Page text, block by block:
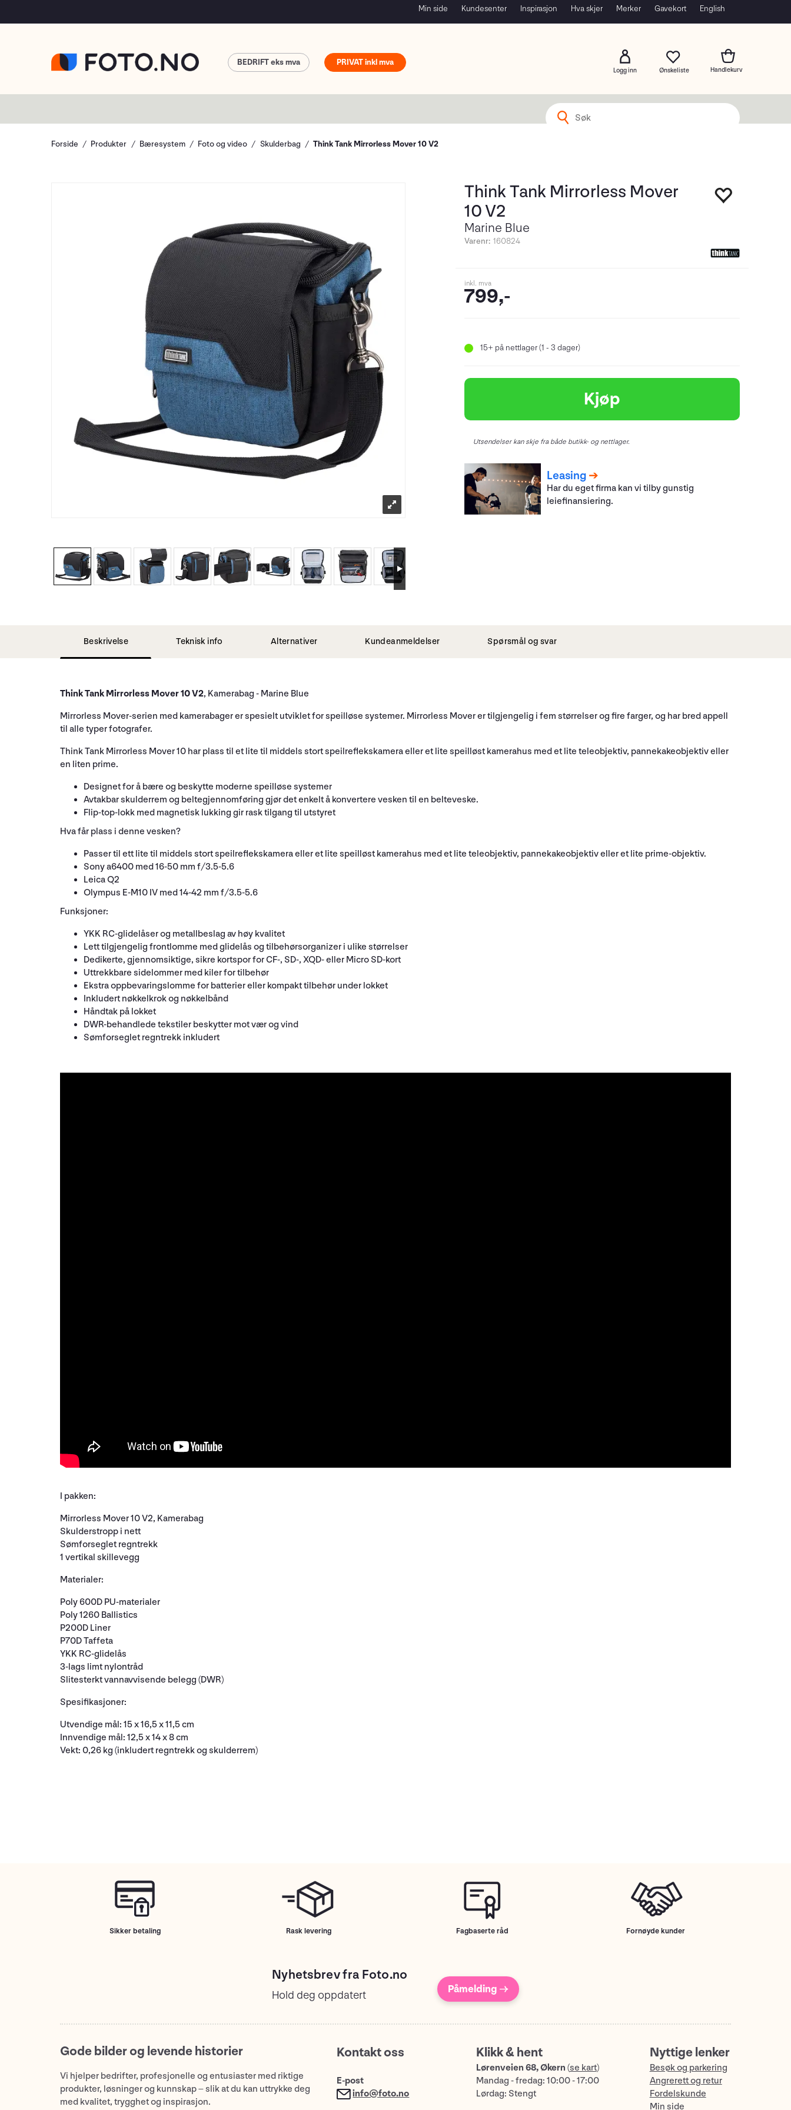
Min side Kundesenter Inspirasjon Hva skjer Merker Gavekort English
Logg inn
PRIVAT
BEDRIFT
Forside Produkter Bæresystem Foto og video Skulderbag Think Tank Mirrorless Mover 10 V2
Think Tank Mirrorless Mover
10 V2
Marine Blue
Varenr: 160824
inkl. mva
799,-
15+ på nettlager (1 - 3 dager)
Kjøp
Utsendelser kan skje fra både butikk- og nettlager.
Leasing
Har du eget firma kan vi tilby gunstig
leiefinansiering.
Beskrivelse Teknisk info Alternativer Kundeanmeldelser Spørsmål og svar
Think Tank Mirrorless Mover 10 V2, Kamerabag - Marine Blue
Mirrorless Mover-serien med kamerabager er spesielt utviklet for speilløse systemer. Mirrorless Mover er tilgjengelig i fem størrelser og fire farger, og har bred appell
til alle typer fotografer.
Think Tank Mirrorless Mover 10 har plass til et lite til middels stort speilreflekskamera eller et lite speilløst kamerahus med et lite teleobjektiv, pannekakeobjektiv eller
en liten prime.
Designet for å bære og beskytte moderne speilløse systemer
Avtakbar skulderrem og beltegjennomføring gjør det enkelt å konvertere vesken til en belteveske.
Flip-top-lokk med magnetisk lukking gir rask tilgang til utstyret
Hva får plass i denne vesken?
Passer til ett lite til middels stort speilreflekskamera eller et lite speilløst kamerahus med et lite teleobjektiv, pannekakeobjektiv eller et lite prime-objektiv.
Sony a6400 med 16-50 mm f/3.5-5.6
Leica Q2
Olympus E-M10 IV med 14-42 mm f/3.5-5.6
Funksjoner:
YKK RC-glidelåser og metallbeslag av høy kvalitet
Lett tilgjengelig frontlomme med glidelås og tilbehørsorganizer i ulike størrelser
Dedikerte, gjennomsiktige, sikre kortspor for CF-, SD-, XQD- eller Micro SD-kort
Uttrekkbare sidelommer med kiler for tilbehør
Ekstra oppbevaringslomme for batterier eller kompakt tilbehør under lokket
Inkludert nøkkelkrok og nøkkelbånd
Håndtak på lokket
DWR-behandlede tekstiler beskytter mot vær og vind
Sømforseglet regntrekk inkludert
I pakken:
Mirrorless Mover 10 V2, Kamerabag
Skulderstropp i nett
Sømforseglet regntrekk
1 vertikal skillevegg
Materialer:
Poly 600D PU-materialer
Poly 1260 Ballistics
P200D Liner
P70D Taffeta
YKK RC-glidelås
3-lags limt nylontråd
Slitesterkt vannavvisende belegg (DWR)
Spesifikasjoner:
Utvendige mål: 15 x 16,5 x 11,5 cm
Innvendige mål: 12,5 x 14 x 8 cm
Vekt: 0,26 kg (inkludert regntrekk og skulderrem)
Sikker betaling Rask levering Fagbaserte råd Fornøyde kunder
Nyhetsbrev fra Foto.no
Hold deg oppdatert Påmelding →
Gode bilder og levende historier
Vi hjelper bedrifter, profesjonelle og entusiaster med riktige
produkter, løsninger og kunnskap – slik at du kan uttrykke deg
med kvalitet, trygghet og inspirasjon.
Kontakt oss
E-post
info@foto.no
Klikk & hent
Lørenveien 68, Økern (se kart)
Mandag - fredag: 10:00 - 17:00
Lørdag: Stengt
Nyttige lenker
Besøk og parkering
Angrerett og retur
Fordelskunde
Min side